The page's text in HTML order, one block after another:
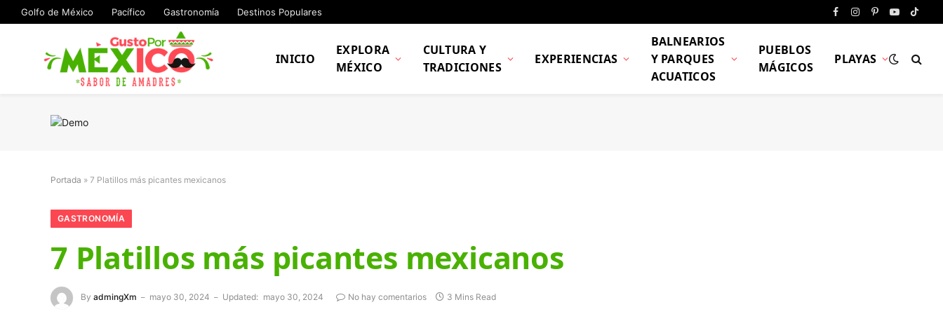
Golfo de México Pacífico Gastronomía Destinos Populares
FacebookInstagram
Pinterest
YouTubeTikTok
INICIO
EXPLORA
MÉXICO
CULTURA Y
TRADICIONES
EXPERIENCIAS
BALNEARIOS
Y PARQUES
ACUATICOS
PUEBLOS
MÁGICOS
PLAYAS
Portada » 7 Platillos más picantes mexicanos
GASTRONOMÍA
7 Platillos más picantes mexicanos
By admingXm mayo 30, 2024 Updated: mayo 30, 2024 No hay comentarios 3 Mins Read